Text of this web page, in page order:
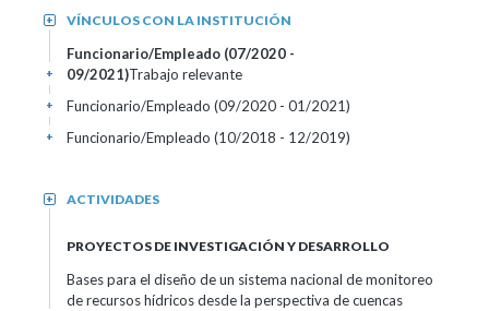
VÍNCULOS CON LA INSTITUCIÓN
+
Funcionario/Empleado (07/2020 -
09/2021)Trabajo relevante
+
Funcionario/Empleado (09/2020 - 01/2021)
+
Funcionario/Empleado (10/2018 - 12/2019)
+
ACTIVIDADES
+
PROYECTOS DE INVESTIGACIÓN Y DESARROLLO
Bases para el diseño de un sistema nacional de monitoreo
de recursos hídricos desde la perspectiva de cuencas